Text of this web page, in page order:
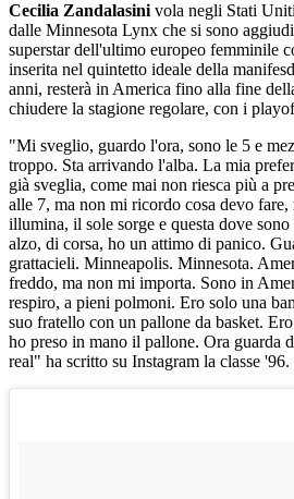
Cecilia Zandalasini vola negli Stati
dalle Minnesota Lynx che si sono
superstar dell'ultimo europeo femminile
inserita nel quintetto ideale della
anni, resterà in America fino alla fine
chiudere la stagione regolare, con i
"Mi sveglio, guardo l'ora, sono le 5 e
troppo. Sta arrivando l'alba. La mia
già sveglia, come mai non riesca più a
alle 7, ma non mi ricordo cosa devo fare,
illumina, il sole sorge e questa dove
alzo, di corsa, ho un attimo di panico.
grattacieli. Minneapolis. Minnesota.
freddo, ma non mi importa. Sono in
respiro, a pieni polmoni. Ero solo una
suo fratello con un pallone da basket.
ho preso in mano il pallone. Ora guarda
real" ha scritto su Instagram la classe '96.